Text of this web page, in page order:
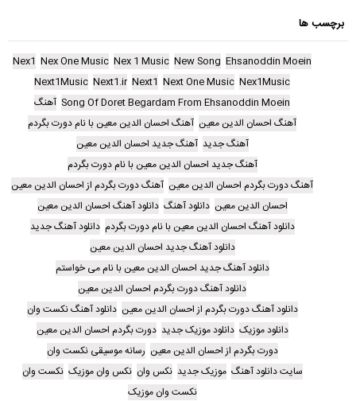
برچسب ها
Ehsanoddin Moein
New Song
Nex 1 Music
Nex One Music
Nex1
Nex1Music
Next One Music
Next1
Next1.ir
Next1Music
Song Of Doret Begardam From Ehsanoddin Moein آهنگ
آهنگ احسان الدین معین آهنگ احسان الدین معین با نام دورت بگردم
آهنگ جدید آهنگ جدید احسان الدین معین
آهنگ جدید احسان الدین معین با نام دورت بگردم
آهنگ دورت بگردم احسان الدین معین آهنگ دورت بگردم از احسان الدین معین
احسان الدین معین دانلود آهنگ دانلود آهنگ احسان الدین معین
دانلود آهنگ احسان الدین معین با نام دورت بگردم دانلود آهنگ جدید
دانلود آهنگ جدید احسان الدین معین
دانلود آهنگ جدید احسان الدین معین با نام می خواستم
دانلود آهنگ دورت بگردم احسان الدین معین
دانلود آهنگ دورت بگردم از احسان الدین معین دانلود آهنگ نکست وان
دانلود موزیک دانلود موزیک جدید دورت بگردم احسان الدین معین
دورت بگردم از احسان الدین معین رسانه موسیقی نکست وان
سایت دانلود آهنگ موزیک جدید نکس وان نکس وان موزیک نکست وان
نکست وان موزیک